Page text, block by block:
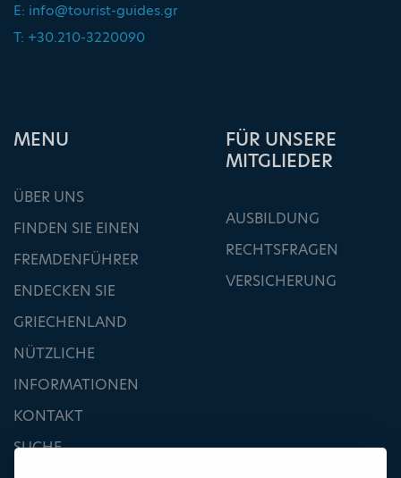
E: info@tourist-guides.gr
T: +30.210-3220090
ΜΕΝU
ÜBER UNS
FINDEN SIE EINEN
FREMDENFÜHRER
ENDECKEN SIE
GRIECHENLAND
NÜTZLICHE
INFORMATIONEN
KONTAKT
SUCHE
FÜR UNSERE
MITGLIEDER
AUSBILDUNG
RECHTSFRAGEN
VERSICHERUNG